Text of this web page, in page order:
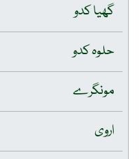
گھیا کدو
حلوہ کدو
مونگرے
اروی